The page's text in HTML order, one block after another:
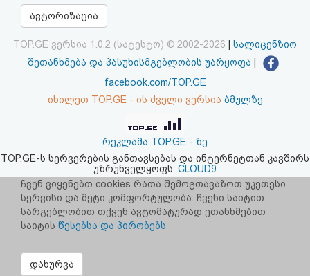
HTML
კოდი
შეთანხმება
პასუხისმგებლობის
უარყოფა
ავტორიზაცია
TOP.GE ვერსია 1.0.2 (სატესტო) © 2002-2026
სალიცენზიო
შეთანხმება და პასუხისმგებლობის უარყოფა
facebook.com/TOP.GE
იხილეთ TOP.GE - ის ძველი ვერსია ბმულზე
რეკლამა TOP.GE - ზე
TOP.GE-ს სერვერების განთავსებას და ინტერნეტთან კავშირს
უზრუნველყოფს: CLOUD9
ჩვენ ვიყენებთ cookies რათა შემოგთავაზოთ უკეთესი
სერვისი და მეტი კომფორტულობა. ჩვენი საიტით
სარგებლობით თქვენ ავტომატურად ეთანხმებით
საიტის წესებსა და პირობებს
დახურვა